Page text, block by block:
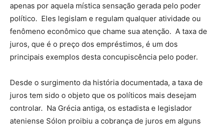
apenas por aquela mística sensação gerada pelo poder
político. Eles legislam e regulam qualquer atividade ou
fenômeno econômico que chame sua atenção. A taxa de
juros, que é o preço dos empréstimos, é um dos
principais exemplos desta concupiscência pelo poder.
Desde o surgimento da história documentada, a taxa de
juros tem sido o objeto que os políticos mais desejam
controlar. Na Grécia antiga, os estadista e legislador
ateniense Sólon proibiu a cobrança de juros em alguns